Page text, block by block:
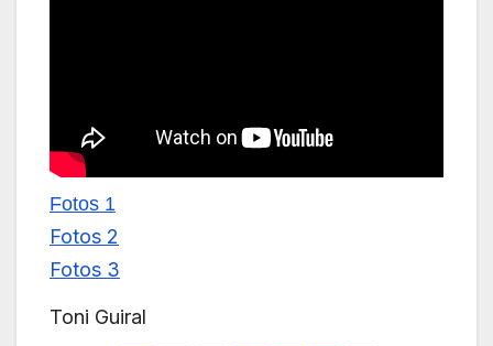
Fotos 1
Fotos 2
Fotos 3
Toni Guiral